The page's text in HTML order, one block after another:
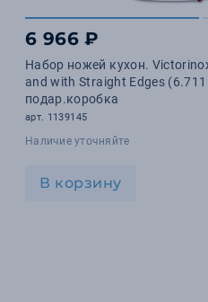
6 966 ₽
Набор ножей кухон.
and with Straight Edges
подар.коробка
арт. 1139145
Наличие уточняйте
В корзину